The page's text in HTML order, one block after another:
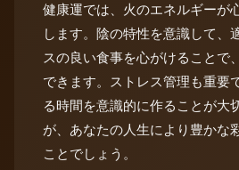
健康運では、火のエネルギーが
します。陰の特性を意識して、
スの良い食事を心がけることで
できます。ストレス管理も重要
る時間を意識的に作ることが大
が、あなたの人生により豊かな
ことでしょう。